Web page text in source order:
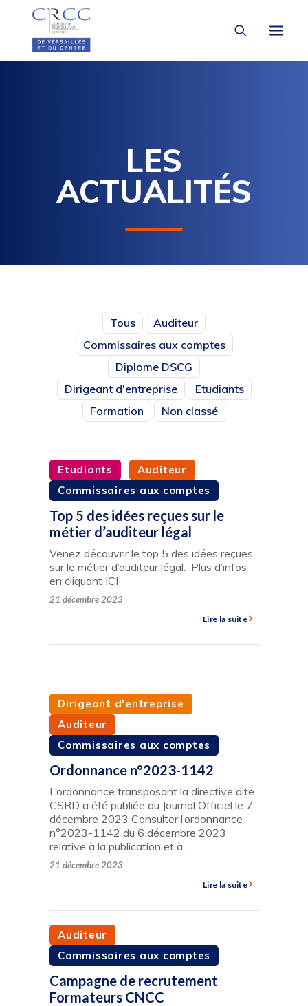
LES
ACTUALITÉS
Tous
Auditeur
Commissaires aux comptes
Diplome DSCG
Dirigeant d'entreprise
Etudiants
Formation
Non classé
Etudiants
Auditeur
Commissaires aux comptes
Top 5 des idées reçues sur le
métier d’auditeur légal
Venez découvrir le top 5 des idées reçues
sur le métier d’auditeur légal. Plus d’infos
en cliquant ICI
21 décembre 2023
Lire la suite
Dirigeant d'entreprise
Auditeur
Commissaires aux comptes
Ordonnance n°2023-1142
L’ordonnance transposant la directive dite
CSRD a été publiée au Journal Officiel le 7
décembre 2023 Consulter l’ordonnance
n°2023-1142 du 6 décembre 2023
relative à la publication et à…
21 décembre 2023
Lire la suite
Auditeur
Commissaires aux comptes
Campagne de recrutement
Formateurs CNCC